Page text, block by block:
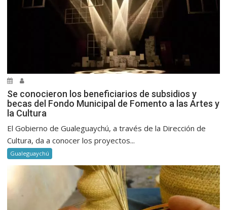
Se conocieron los beneficiarios de subsidios y
becas del Fondo Municipal de Fomento a las Artes y
la Cultura
El Gobierno de Gualeguaychú, a través de la Dirección de
Cultura, da a conocer los proyectos...
Gualeguaychú